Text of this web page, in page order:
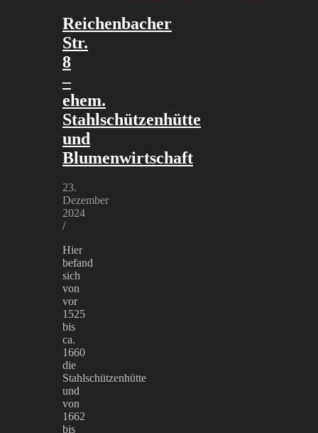
Reichenbacher
Str.
8
–
ehem.
Stahlschützenhütte
und
Blumenwirtschaft
23.
Dezember
2024
/
Hier
befand
sich
von
vor
1525
bis
ca.
1660
die
Stahlschützenhütte
und
von
1662
bis